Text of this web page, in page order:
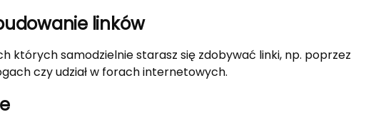
linków
których samodzielnie starasz się zdobywać linki, np. poprzez
czy udział w forach internetowych.